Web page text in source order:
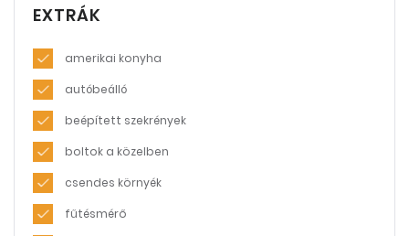
EXTRÁK
amerikai konyha
autóbeálló
beépített szekrények
boltok a közelben
csendes környék
fűtésmérő